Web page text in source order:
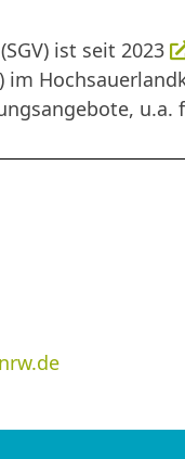
ist seit 2023
im
u.a.